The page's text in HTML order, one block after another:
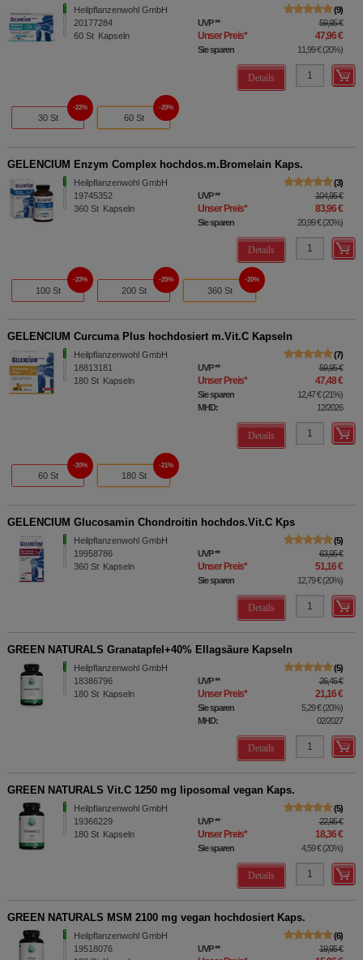
Heilpflanzenwohl GmbH
20177284
60 St Kapseln
9
UVP** 59,95 €
Unser Preis* 47,96 €
Sie sparen 11,99 €(20%)
Details
30 St
22%
60 St
20%
GELENCIUM Enzym Complex hochdos.m.Bromelain Kaps.
Heilpflanzenwohl GmbH
19745352
360 St Kapseln
3
UVP** 104,95 €
Unser Preis* 83,96 €
Sie sparen 20,99 €(20%)
Details
100 St
23%
200 St
25%
360 St
20%
GELENCIUM Curcuma Plus hochdosiert m.Vit.C Kapseln
Heilpflanzenwohl GmbH
18813181
180 St Kapseln
7
UVP** 59,95 €
Unser Preis* 47,48 €
Sie sparen 12,47 €(21%)
MHD:
12/2026
Details
60 St
20%
180 St
21%
GELENCIUM Glucosamin Chondroitin hochdos.Vit.C Kps
Heilpflanzenwohl GmbH
19958786
360 St Kapseln
5
UVP** 63,95 €
Unser Preis* 51,16 €
Sie sparen 12,79 €(20%)
Details
GREEN NATURALS Granatapfel+40% Ellagsäure Kapseln
Heilpflanzenwohl GmbH
18386796
180 St Kapseln
5
UVP** 26,45 €
Unser Preis* 21,16 €
Sie sparen 5,29 €(20%)
MHD:
02/2027
Details
GREEN NATURALS Vit.C 1250 mg liposomal vegan Kaps.
Heilpflanzenwohl GmbH
19366229
180 St Kapseln
5
UVP** 22,95 €
Unser Preis* 18,36 €
Sie sparen 4,59 €(20%)
Details
GREEN NATURALS MSM 2100 mg vegan hochdosiert Kaps.
Heilpflanzenwohl GmbH
19518076
6
UVP** 19,95 €